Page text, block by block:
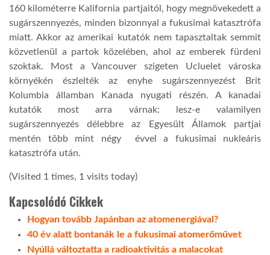
GLOBOZSARU
LATIMO.HU
GLOBOBOOK
160 kilométerre Kalifornia partjaitól, hogy megnövekedett a
sugárszennyezés, minden bizonnyal a fukusimai katasztrófa
miatt. Akkor az amerikai kutatók nem tapasztaltak semmit
közvetlenül a partok közelében, ahol az emberek fürdeni
szoktak. Most a Vancouver szigeten Ucluelet városka
környékén észlelték az enyhe sugárszennyezést Brit
Kolumbia államban Kanada nyugati részén. A kanadai
kutatók most arra várnak: lesz-e valamilyen
sugárszennyezés délebbre az Egyesült Államok partjai
mentén több mint négy évvel a fukusimai nukleáris
katasztrófa után.
(Visited 1 times, 1 visits today)
Kapcsolódó Cikkek
Hogyan tovább Japánban az atomenergiával?
40 év alatt bontanák le a fukusimai atomerőművet
Nyúllá változtatta a radioaktivitás a malacokat